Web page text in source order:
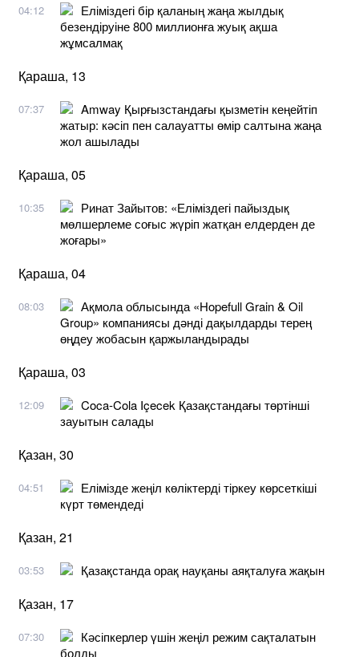
04:12
Еліміздегі бір қаланың жаңа жылдық
безендіруіне 800 миллионға жуық ақша
жұмсалмақ
Қараша, 13
07:37
Amway Қырғызстандағы қызметін кеңейтіп
жатыр: кәсіп пен салауатты өмір салтына жаңа
жол ашылады
Қараша, 05
10:35
Ринат Зайытов: «Еліміздегі пайыздық
мөлшерлеме соғыс жүріп жатқан елдерден де
жоғары»
Қараша, 04
08:03
Ақмола облысында «Hopefull Grain & Oil
Group» компаниясы дәнді дақылдарды терең
өңдеу жобасын қаржыландырады
Қараша, 03
12:09
Coca-Cola Içecek Қазақстандағы төртінші
зауытын салады
Қазан, 30
04:51
Елімізде жеңіл көліктерді тіркеу көрсеткіші
күрт төмендеді
Қазан, 21
03:53 Қазақстанда орақ науқаны аяқталуға жақын
Қазан, 17
07:30
Кәсіпкерлер үшін жеңіл режим сақталатын
болды